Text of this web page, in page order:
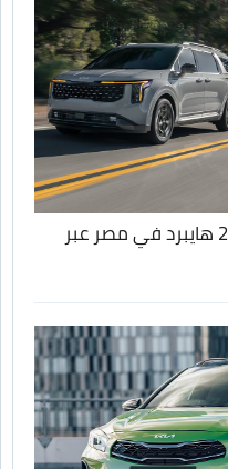
طرح كيا كارنفال وسورينتو 2025 هايبرد في مصر عبر